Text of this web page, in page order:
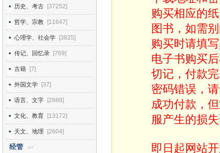
历史、考古 [37252]
哲学、宗教 [11647]
心理学、社会学 [3825]
传记、回忆录 [769]
古籍 [7]
外国文学 [37]
语言、文字 [2888]
文化、教育 [13172]
天文、地理 [2604]
经管 >>
购买相应的
图书，如需
购买时请填
电子书购买
切记，付款
密码错误，
成功付款，
服产生的损
即日起网站